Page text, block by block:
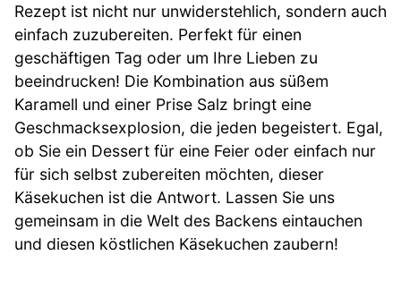
Rezept ist nicht nur unwiderstehlich, sondern auch
einfach zuzubereiten. Perfekt für einen
geschäftigen Tag oder um Ihre Lieben zu
beeindrucken! Die Kombination aus süßem
Karamell und einer Prise Salz bringt eine
Geschmacksexplosion, die jeden begeistert. Egal,
ob Sie ein Dessert für eine Feier oder einfach nur
für sich selbst zubereiten möchten, dieser
Käsekuchen ist die Antwort. Lassen Sie uns
gemeinsam in die Welt des Backens eintauchen
und diesen köstlichen Käsekuchen zaubern!